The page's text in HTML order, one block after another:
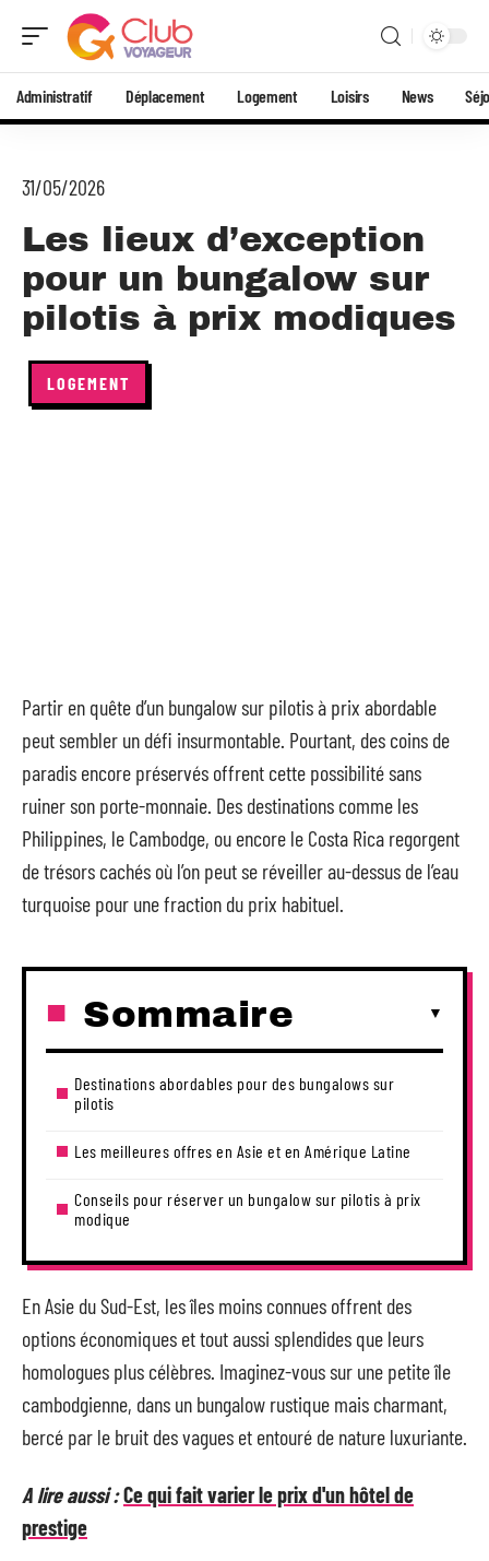
Administratif Déplacement Logement Loisirs News
31/05/2026
Les lieux d’exception
pour un bungalow sur
pilotis à prix modiques
LOGEMENT
Partir en quête d’un bungalow sur pilotis à prix abordable
peut sembler un défi insurmontable. Pourtant, des coins de
paradis encore préservés offrent cette possibilité sans
ruiner son porte-monnaie. Des destinations comme les
Philippines, le Cambodge, ou encore le Costa Rica regorgent
de trésors cachés où l’on peut se réveiller au-dessus de l’eau
turquoise pour une fraction du prix habituel.
Sommaire
Destinations abordables pour des bungalows sur
pilotis
Les meilleures offres en Asie et en Amérique Latine
Conseils pour réserver un bungalow sur pilotis à prix
modique
En Asie du Sud-Est, les îles moins connues offrent des
options économiques et tout aussi splendides que leurs
homologues plus célèbres. Imaginez-vous sur une petite île
cambodgienne, dans un bungalow rustique mais charmant,
bercé par le bruit des vagues et entouré de nature luxuriante.
A lire aussi :Ce qui fait varier le prix d'un hôtel de
prestige